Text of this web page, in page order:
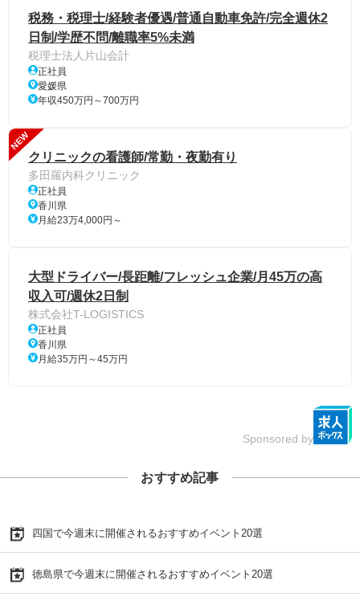
税務・税理士/経験者優遇/普通自動車免許/完全週休2
日制/学歴不問/離職率5%未満
税理士法人片山会計
正社員
愛媛県
年収450万円～700万円
NEW
クリニックの看護師/常勤・夜勤有り
多田羅内科クリニック
正社員
香川県
月給23万4,000円～
大型ドライバー/長距離/フレッシュ企業/月45万の高
収入可/週休2日制
株式会社T-LOGISTICS
正社員
香川県
月給35万円～45万円
Sponsored by
おすすめ記事
四国で今週末に開催されるおすすめイベント20選
徳島県で今週末に開催されるおすすめイベント20選